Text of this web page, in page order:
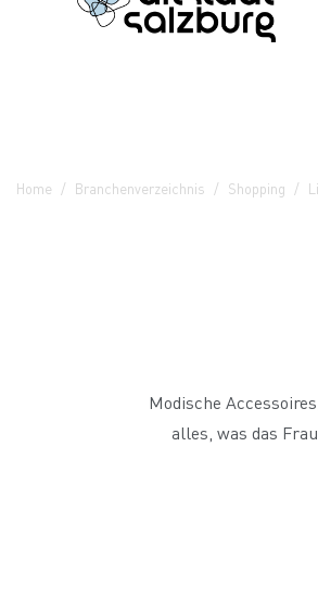
Home Branchenverzeichnis Shopping
Modische
alles, was das